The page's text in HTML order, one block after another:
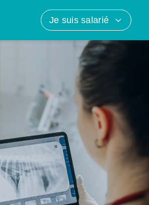
Je suis salarié